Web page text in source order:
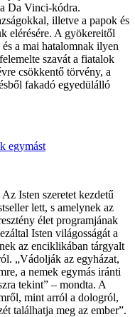
Da Vinci-kódra.
illetve a papok és
elérésére. A gyökereitől
a mai hatalomnak ilyen
szavát a fiatalok
csökkentő törvény, a
fakadó egyedülálló
Isten szeretet kezdetű
lett, s amelynek az
élet programjának
Isten világosságát a
az enciklikában tárgyalt
„Vádolják az egyházat,
a nemek egymás iránti
tekint” – mondta. A
mint arról a dologról,
találhatja meg az ember”.